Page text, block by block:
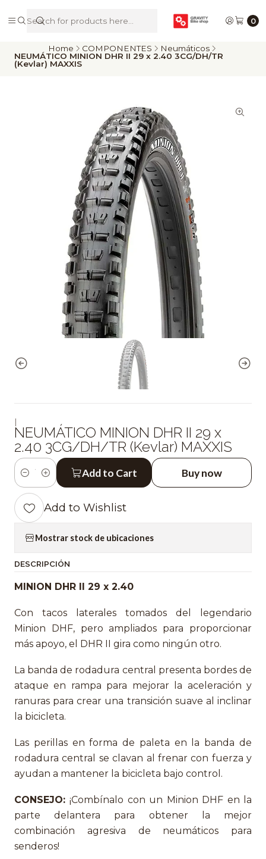
0
De Riders para Riders
Home COMPONENTES
Neumáticos
NEUMÁTICO MINION DHR II 29 x 2.40 3CG/DH/TR
(Kevlar) MAXXIS
|
NEUMÁTICO MINION DHR II 29 x
2.40 3CG/DH/TR (Kevlar) MAXXIS
Quantity
Add to Cart Buy now
Add to Wishlist
Mostrar stock de ubicaciones
DESCRIPCIÓN
MINION DHR II 29 x 2.40
Con tacos laterales tomados del legendario
Minion DHF, pero ampliados para proporcionar
más apoyo, el DHR II gira como ningún otro.
La banda de rodadura central presenta bordes de
ataque en rampa para mejorar la aceleración y
ranuras para crear una transición suave al inclinar
la bicicleta.
Las perillas en forma de paleta en la banda de
rodadura central se clavan al frenar con fuerza y
ayudan a mantener la bicicleta bajo control.
CONSEJO:¡Combínalo con un Minion DHF en la
parte delantera para obtener la mejor
combinación agresiva de neumáticos para
senderos!